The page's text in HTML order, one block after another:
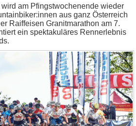
am Pfingstwochenende wieder
aus ganz Österreich
Raiffeisen Granitmarathon am 7.
ein spektakuläres Rennerlebnis